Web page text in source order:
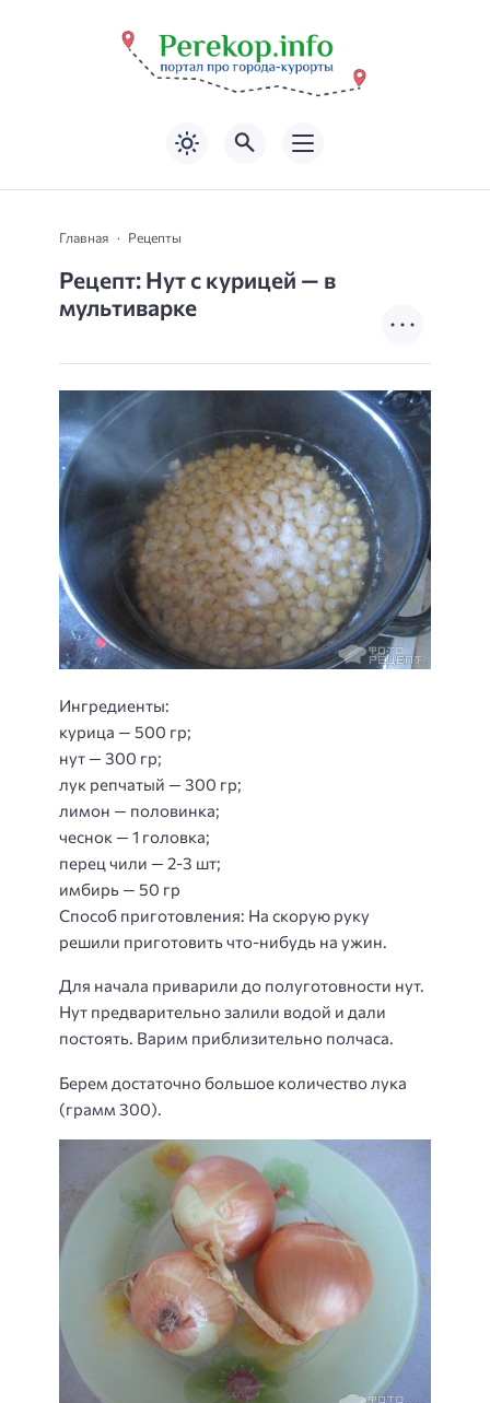
Главная Рецепты
Рецепт: Нут с курицей — в
мультиварке
Ингредиенты:
курица — 500 гр;
нут — 300 гр;
лук репчатый — 300 гр;
лимон — половинка;
чеснок — 1 головка;
перец чили — 2-3 шт;
имбирь — 50 гр
Способ приготовления: На скорую руку
решили приготовить что-нибудь на ужин.
Для начала приварили до полуготовности нут.
Нут предварительно залили водой и дали
постоять. Варим приблизительно полчаса.
Берем достаточно большое количество лука
(грамм 300).